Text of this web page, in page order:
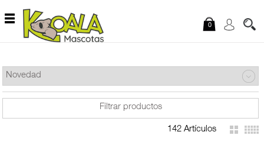
Saltar al contenido
0
Filtrar productos
142 Artículos